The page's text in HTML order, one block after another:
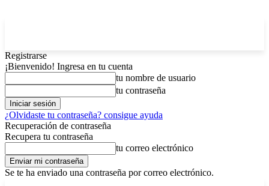
Registrarse
¡Bienvenido! Ingresa en tu cuenta
tu nombre de usuario
tu contraseña
¿Olvidaste tu contraseña? consigue ayuda
Recuperación de contraseña
Recupera tu contraseña
tu correo electrónico
Se te ha enviado una contraseña por correo electrónico.